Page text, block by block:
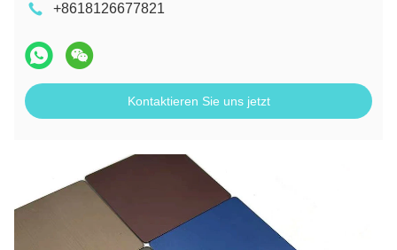
+8618126677821
Kontaktieren Sie uns jetzt